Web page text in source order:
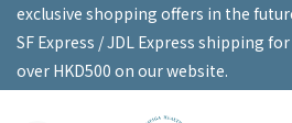
exclusive shopping offers in the
SF Express / JDL Express shipping
over HKD500 on our website.